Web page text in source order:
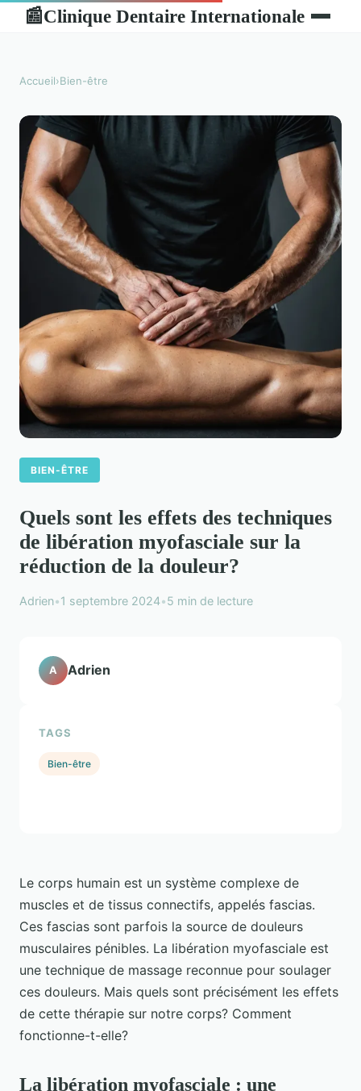
📰Clinique Dentaire Internationale
Accueil›Bien-être
BIEN-ÊTRE
Quels sont les effets des techniques
de libération myofasciale sur la
réduction de la douleur?
Adrien•1 septembre 2024•5 min de lecture
Le corps humain est un système complexe de
muscles et de tissus connectifs, appelés fascias.
Ces fascias sont parfois la source de douleurs
musculaires pénibles. La libération myofasciale est
une technique de massage reconnue pour soulager
ces douleurs. Mais quels sont précisément les effets
de cette thérapie sur notre corps? Comment
fonctionne-t-elle?
La libération myofasciale : une
A Adrien
TAGS
Bien-être